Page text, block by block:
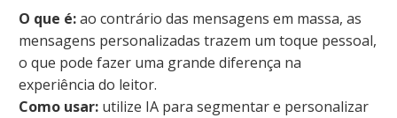
O que é:ao contrário das mensagens em massa, as
mensagens personalizadas trazem um toque pessoal,
o que pode fazer uma grande diferença na
experiência do leitor.
Como usar: utilize IA para segmentar e personalizar